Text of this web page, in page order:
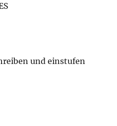
und einstufen